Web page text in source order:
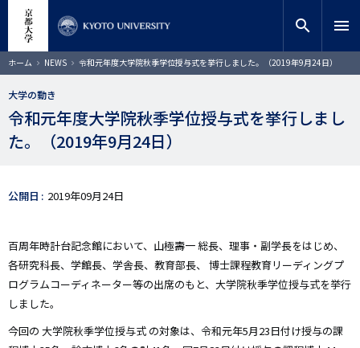
コ
ン
ン
ツ
に
移
サイト内検索
検索
search menu
ホーム NEWS 令和元年度大学院秋季学位授与式を挙行しました。（2019年9月24日）
大学の動き
令和元年度大学院秋季学位授与式を挙行しまし
た。（2019年9月24日）
公開日 2019年09月24日
百周年時計台記念館において、山極壽一 総長、理事・副学長をはじめ、
各研究科長、学館長、学舎長、教育部長、 博士課程教育リーディングプ
ログラムコーディネーター等の出席のもと、大学院秋季学位授与式を挙行
しました。
今回の 大学院秋季学位授与式 の対象は、令和元年5月23日付け授与の課